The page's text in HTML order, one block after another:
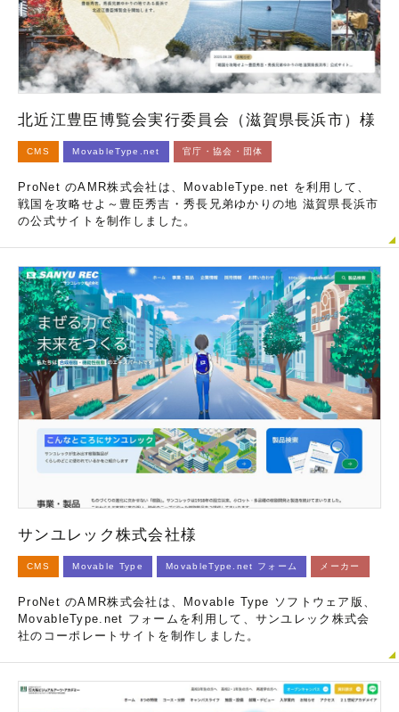
北近江豊臣博覧会実行委員会（滋賀県長浜市）様
CMS MovableType.net 官庁・協会・団体
ProNet のAMR株式会社は、MovableType.net を利用して、
戦国を攻略せよ～豊臣秀吉・秀長兄弟ゆかりの地 滋賀県長浜市
の公式サイトを制作しました。
サンユレック株式会社様
CMS Movable Type MovableType.net フォーム メーカー
ProNet のAMR株式会社は、Movable Type ソフトウェア版、
MovableType.net フォームを利用して、サンユレック株式会
社のコーポレートサイトを制作しました。